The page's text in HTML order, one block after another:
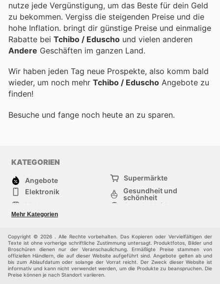
nutze jede Vergünstigung, um das Beste für dein Geld
zu bekommen. Vergiss die steigenden Preise und die
hohe Inflation. bringt dir günstige Preise und einmalige
Rabatte bei Tchibo / Eduscho und vielen anderen
Andere Geschäften im ganzen Land.
Wir haben jeden Tag neue Prospekte, also komm bald
wieder, um noch mehr Tchibo / Eduscho Angebote zu
finden!
Besuche und fange noch heute an zu sparen.
KATEGORIEN
Angebote
Supermärkte
Elektronik
Gesundheit und
schönheit
Mode
Sportbekleidung
Baumarkt
Mehr Kategorien
Copyright © 2026 . Alle Rechte vorbehalten. Das Kopieren oder Vervielfältigen der
Texte ist ohne vorherige schriftliche Zustimmung untersagt. Produktfotos, Bilder und
Broschüren dienen nur der Veranschaulichung. Ermäßigte Preise stammen von
offiziellen Händlern, die auf dieser Website aufgeführt sind. Angebote gelten ab und
bis zum Ablaufdatum oder solange der Vorrat reicht. Der Zweck dieser Website ist
informativ und kann nicht verwendet werden, um die Produkte zu beanspruchen. Die
Preise können je nach Standort variieren.